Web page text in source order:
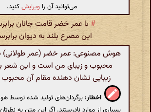
می‌توانید آن را ویرایشکنید.
# با عمر خضر قامت جانان
این مصرع بلند به دیوان
هوش مصنوعی: عمر خضر (عمر طولانی)
محبوب و زیبای من است و این شعر
زیبایی نشان دهنده مقام آن
اخطار: برگردان‌های تولید شده توسط
بسیاری از موارد نادرستند. اگر این متن به